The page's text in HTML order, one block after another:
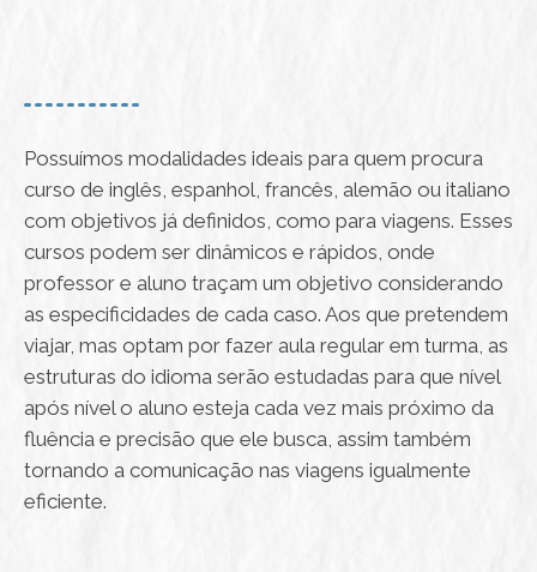
Possuímos modalidades ideais para quem procura
curso de inglês, espanhol, francês, alemão ou italiano
com objetivos já definidos, como para viagens. Esses
cursos podem ser dinâmicos e rápidos, onde
professor e aluno traçam um objetivo considerando
as especificidades de cada caso. Aos que pretendem
viajar, mas optam por fazer aula regular em turma, as
estruturas do idioma serão estudadas para que nível
após nível o aluno esteja cada vez mais próximo da
fluência e precisão que ele busca, assim também
tornando a comunicação nas viagens igualmente
eficiente.